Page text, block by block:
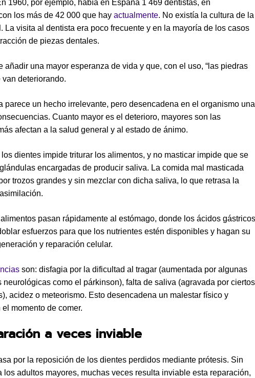
1960, por ejemplo, había en España 1 469 dentistas, en
los más de 42 000 que hay actualmente. No existía la cultura de la
La visita al dentista era poco frecuente y en la mayoría de los casos
de piezas dentales.
añadir una mayor esperanza de vida y que, con el uso, “las piedras
van deteriorando.
parece un hecho irrelevante, pero desencadena en el organismo una
Cuanto mayor es el deterioro, mayores son las
afectan a la salud general y al estado de ánimo.
los dientes impide triturar los alimentos, y no masticar impide que se
encargadas de producir saliva. La comida mal masticada
trozos grandes y sin mezclar con dicha saliva, lo que retrasa la
pasan rápidamente al estómago, donde los ácidos gástricos
esfuerzos para que los nutrientes estén disponibles y hagan su
y reparación celular.
son: disfagia por la dificultad al tragar (aumentada por algunas
neurológicas como el párkinson), falta de saliva (agravada por ciertos
acidez o meteorismo. Esto desencadena un malestar físico y
momento de comer.
a veces inviable
por la reposición de los dientes perdidos mediante prótesis. Sin
los adultos mayores, muchas veces resulta inviable esta reparación,